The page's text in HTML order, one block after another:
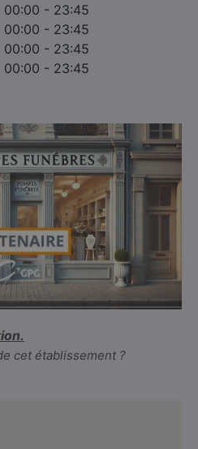
00:00 - 23:45
00:00 - 23:45
00:00 - 23:45
00:00 - 23:45
cet établissement ?